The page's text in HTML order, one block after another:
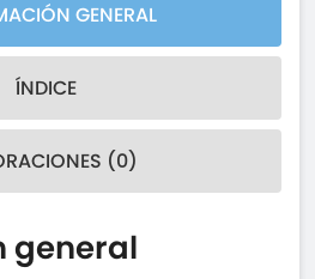
GENERAL
ÍNDICE
(0)
general